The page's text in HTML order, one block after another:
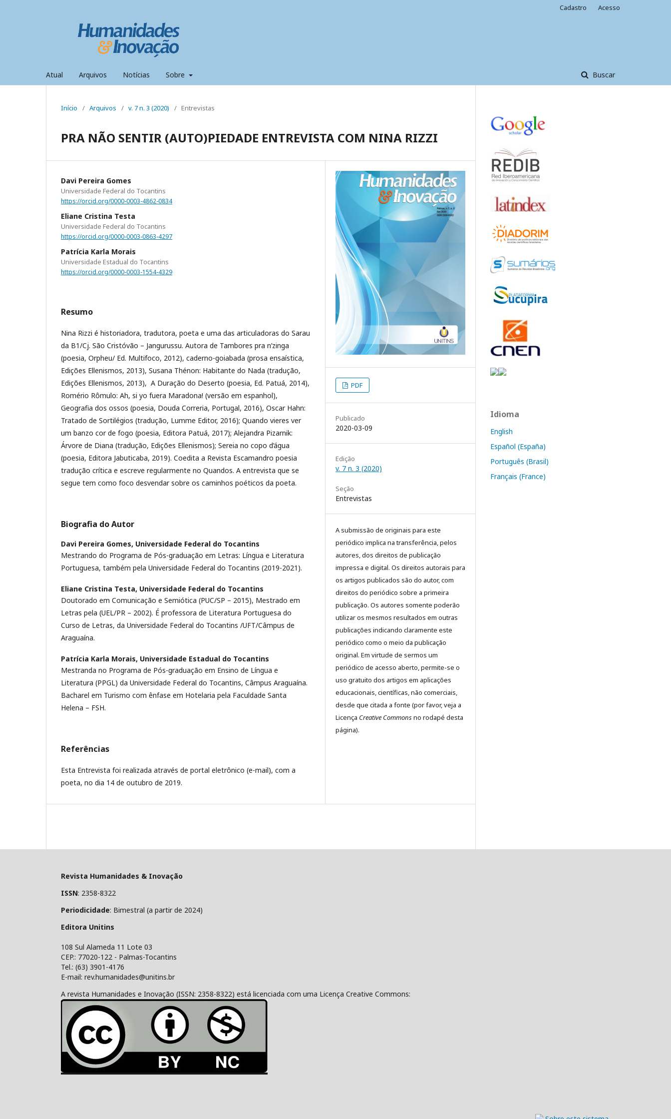
Atual Arquivos Notícias Sobre Buscar
Cadastro Acesso
Início / Arquivos / v. 7 n. 3 (2020) / Entrevistas
PRA NÃO SENTIR (AUTO)PIEDADE ENTREVISTA COM NINA RIZZI
Davi Pereira Gomes
Universidade Federal do Tocantins
https://orcid.org/0000-0003-4862-0834
Eliane Cristina Testa
Universidade Federal do Tocantins
https://orcid.org/0000-0003-0863-4297
Patrícia Karla Morais
Universidade Estadual do Tocantins
https://orcid.org/0000-0003-1554-4329
Resumo
Nina Rizzi é historiadora, tradutora, poeta e uma das articuladoras do Sarau
da B1/Cj. São Cristóvão – Jangurussu. Autora de Tambores pra n’zinga
(poesia, Orpheu/ Ed. Multifoco, 2012), caderno-goiabada (prosa ensaística,
Edições Ellenismos, 2013), Susana Thénon: Habitante do Nada (tradução,
Edições Ellenismos, 2013), A Duração do Deserto (poesia, Ed. Patuá, 2014),
Romério Rômulo: Ah, si yo fuera Maradona! (versão em espanhol),
Geografia dos ossos (poesia, Douda Correria, Portugal, 2016), Oscar Hahn:
Tratado de Sortilégios (tradução, Lumme Editor, 2016); Quando vieres ver
um banzo cor de fogo (poesia, Editora Patuá, 2017); Alejandra Pizarnik:
Árvore de Diana (tradução, Edições Ellenismos); Sereia no copo d’água
(poesia, Editora Jabuticaba, 2019). Coedita a Revista Escamandro poesia
tradução crítica e escreve regularmente no Quandos. A entrevista que se
segue tem como foco desvendar sobre os caminhos poéticos da poeta.
Biografia do Autor
Davi Pereira Gomes, Universidade Federal do Tocantins
Mestrando do Programa de Pós-graduação em Letras: Língua e Literatura
Portuguesa, também pela Universidade Federal do Tocantins (2019-2021).
Eliane Cristina Testa, Universidade Federal do Tocantins
Doutorado em Comunicação e Semiótica (PUC/SP – 2015), Mestrado em
Letras pela (UEL/PR – 2002). É professora de Literatura Portuguesa do
Curso de Letras, da Universidade Federal do Tocantins /UFT/Câmpus de
Araguaína.
Patrícia Karla Morais, Universidade Estadual do Tocantins
Mestranda no Programa de Pós-graduação em Ensino de Língua e
Literatura (PPGL) da Universidade Federal do Tocantins, Câmpus Araguaína.
Bacharel em Turismo com ênfase em Hotelaria pela Faculdade Santa
Helena – FSH.
Referências
Esta Entrevista foi realizada através de portal eletrônico (e-mail), com a
poeta, no dia 14 de outubro de 2019.
PDF
Publicado
2020-03-09
Edição
v. 7 n. 3 (2020)
Seção
Entrevistas
A submissão de originais para este
periódico implica na transferência, pelos
autores, dos direitos de publicação
impressa e digital. Os direitos autorais para
os artigos publicados são do autor, com
direitos do periódico sobre a primeira
publicação. Os autores somente poderão
utilizar os mesmos resultados em outras
publicações indicando claramente este
periódico como o meio da publicação
original. Em virtude de sermos um
periódico de acesso aberto, permite-se o
uso gratuito dos artigos em aplicações
educacionais, científicas, não comerciais,
desde que citada a fonte (por favor, veja a
Licença Creative Commonsno rodapé desta
página).
Idioma
English
Español (España)
Português (Brasil)
Français (France)
Revista Humanidades & Inovação
ISSN: 2358-8322
Periodicidade: Bimestral (a partir de 2024)
Editora Unitins
108 Sul Alameda 11 Lote 03
CEP.: 77020-122 - Palmas-Tocantins
Tel.: (63) 3901-4176
E-mail: rev.humanidades@unitins.br
A revista Humanidades e Inovação (ISSN: 2358-8322) está licenciada com uma Licença Creative Commons: